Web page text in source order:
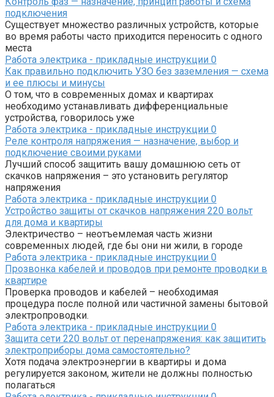
подключения
Существует множество различных устройств, которые
во время работы часто приходится переносить с одного
места
Работа электрика - прикладные инструкции 0
Как правильно подключить УЗО без заземления — схема
и ее плюсы и минусы
О том, что в современных домах и квартирах
необходимо устанавливать дифференциальные
устройства, говорилось уже
Работа электрика - прикладные инструкции 0
Реле контроля напряжения — назначение, выбор и
подключение своими руками
Лучший способ защитить вашу домашнюю сеть от
скачков напряжения – это установить регулятор
напряжения
Работа электрика - прикладные инструкции 0
Устройство защиты от скачков напряжения 220 вольт
для дома и квартиры
Электричество – неотъемлемая часть жизни
современных людей, где бы они ни жили, в городе
Работа электрика - прикладные инструкции 0
Прозвонка кабелей и проводов при ремонте проводки в
квартире
Проверка проводов и кабелей – необходимая
процедура после полной или частичной замены бытовой
электропроводки.
Работа электрика - прикладные инструкции 0
Защита сети 220 вольт от перенапряжения: как защитить
электроприборы дома самостоятельно?
Хотя подача электроэнергии в квартиры и дома
регулируется законом, жители не должны полностью
полагаться